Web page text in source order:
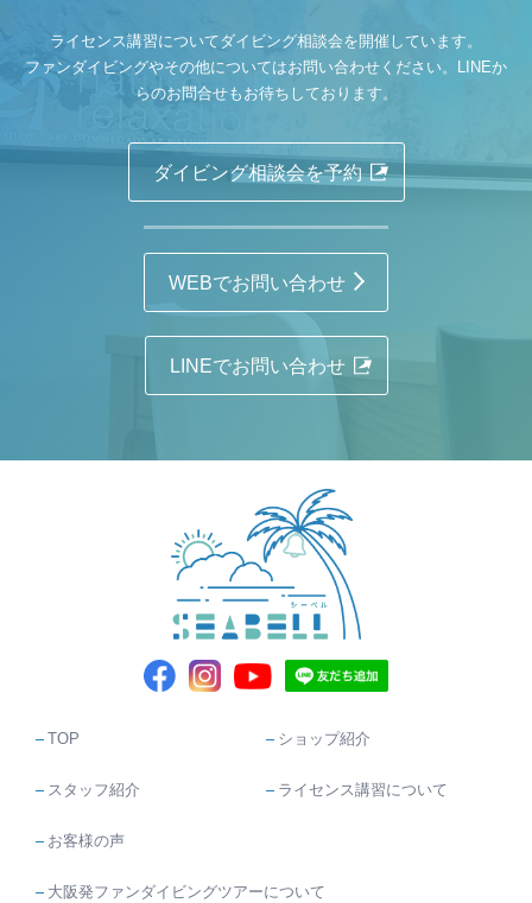
ライセンス講習についてダイビング相談会を開催しています。
ファンダイビングやその他についてはお問い合わせください。LINEか
らのお問合せもお待ちしております。
ダイビング相談会を予約
WEBでお問い合わせ
LINEでお問い合わせ
TOP ショップ紹介
スタッフ紹介 ライセンス講習について
お客様の声
大阪発ファンダイビングツアーについて